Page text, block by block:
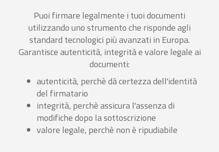
Puoi firmare legalmente i tuoi documenti
utilizzando uno strumento che risponde agli
standard tecnologici più avanzati in Europa.
Garantisce autenticità, integrità e valore legale ai
documenti:
autenticità, perchè dà certezza dell'identità
del firmatario
integrità, perchè assicura l'assenza di
modifiche dopo la sottoscrizione
valore legale, perchè non è ripudiabile